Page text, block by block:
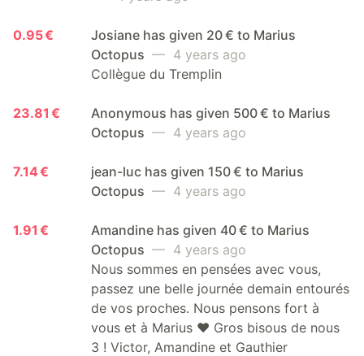
0.95 €
Josiane has given 20 € to Marius
Octopus — 4 years ago
Collègue du Tremplin
23.81 €
Anonymous has given 500 € to Marius
Octopus — 4 years ago
7.14 €
jean-luc has given 150 € to Marius
Octopus — 4 years ago
1.91 €
Amandine has given 40 € to Marius
Octopus — 4 years ago
Nous sommes en pensées avec vous,
passez une belle journée demain entourés
de vos proches. Nous pensons fort à
vous et à Marius ❤️ Gros bisous de nous
3 ! Victor, Amandine et Gauthier